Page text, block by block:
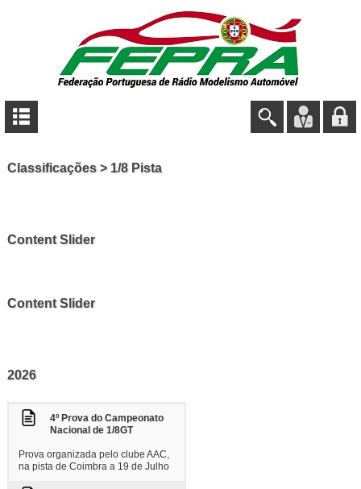
Classificações > 1/8 Pista
Content Slider
Content Slider
2026
4º Prova do Campeonato
Nacional de 1/8GT
Prova organizada pelo clube AAC,
na pista de Coimbra a 19 de Julho